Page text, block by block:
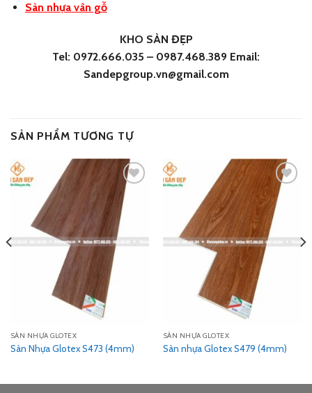
Sàn nhựa vân gỗ
KHO SÀN ĐẸP
Tel: 0972.666.035 – 0987.468.389 Email:
Sandepgroup.vn@gmail.com
SẢN PHẨM TƯƠNG TỰ
wishlist
SÀN NHỰA GLOTEX
Sàn Nhựa Glotex S473 (4mm)
Add
to
wishlist
SÀN NHỰA GLOTEX
Sàn nhựa Glotex S479 (4mm)